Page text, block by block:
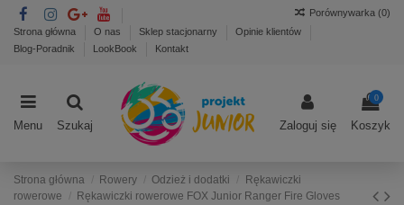
Strona główna O nas Sklep stacjonarny
Opinie klientów
Blog-Poradnik
LookBook Kontakt
Porównywarka (0)
Menu Szukaj Zaloguj się
0
Koszyk
Strona główna Rowery Odzież i dodatki
Rękawiczki
rowerowe
Rękawiczki rowerowe FOX Junior Ranger Fire Gloves